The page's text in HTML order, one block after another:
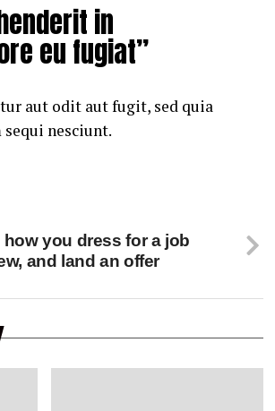
in
eu fugiat”
aut odit aut fugit, sed quia
nesciunt.
how you dress for a job
and land an offer